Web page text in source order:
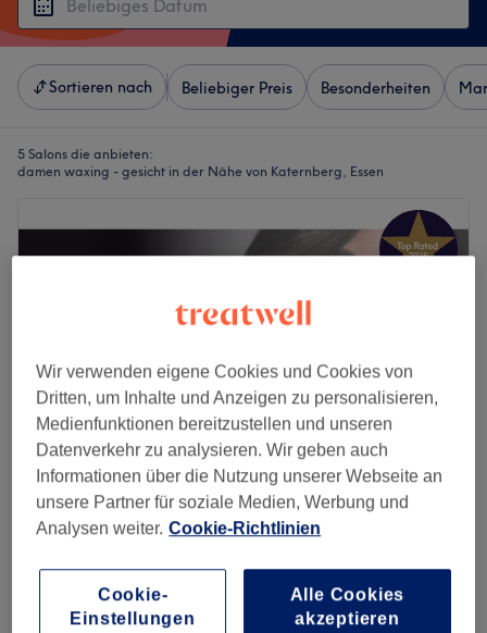
Sortieren nach Beliebiger Preis Besonderheiten
5 Salons die anbieten:
damen waxing - gesicht in der Nähe von Katernberg, Essen
The Glam Bar
4,9
127 Bewertungen
Essen
Auf Karte anzeigen
Damen Waxing - Augenbrauen
15 Min.
Wir verwenden eigene Cookies und Cookies von
Dritten, um Inhalte und Anzeigen zu personalisieren,
Medienfunktionen bereitzustellen und unseren
Datenverkehr zu analysieren. Wir geben auch
Informationen über die Nutzung unserer Webseite an
unsere Partner für soziale Medien, Werbung und
Analysen weiter. Cookie-Richtlinien
Cookie-
Einstellungen
Alle Cookies
akzeptieren